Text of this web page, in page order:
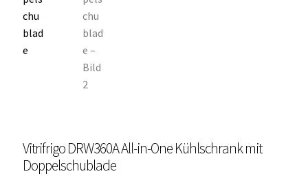
Geräte Optionen
Wissenswertes
Kontakt
Vitrifrigo DRW360A All-in-One Kühlschrank mit
Doppelschublade